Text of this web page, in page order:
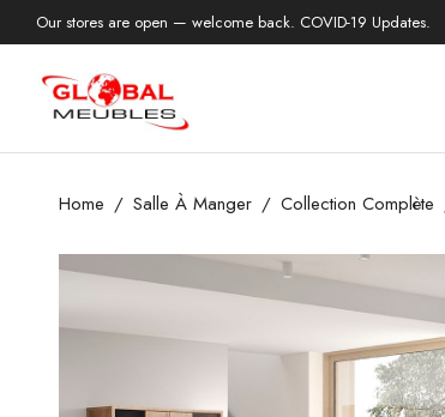
Our stores are open — welcome back. COVID-19 Updates.
Home Salle À Manger Collection Complète